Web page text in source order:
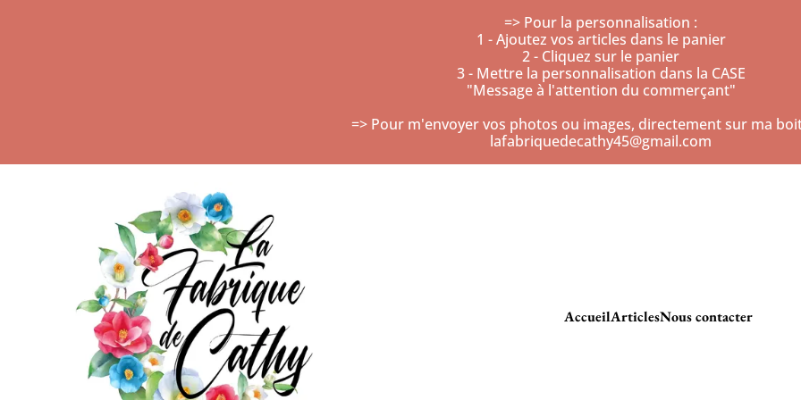
=> Pour la personnalisation :
1 - Ajoutez vos articles dans le panier
2 - Cliquez sur le panier
3 - Mettre la personnalisation dans la CASE
"Message à l'attention du commerçant"
=> Pour m'envoyer vos photos ou images, directement sur ma
lafabriquedecathy45@gmail.com
AccueilArticlesNous contacter